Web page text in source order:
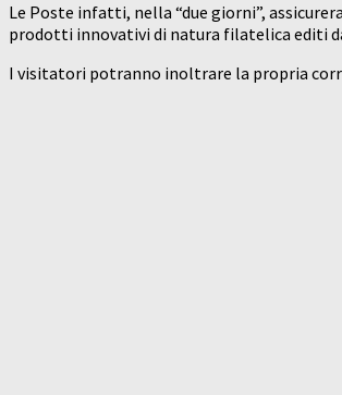
Le Poste infatti, nella “due giorni”,
prodotti innovativi di natura filatelica editi
I visitatori potranno inoltrare la propria